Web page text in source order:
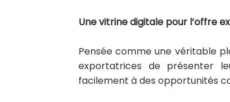
Une vitrine digitale pour l’offre
Pensée comme une véritable
exportatrices de présenter
facilement à des opportunités